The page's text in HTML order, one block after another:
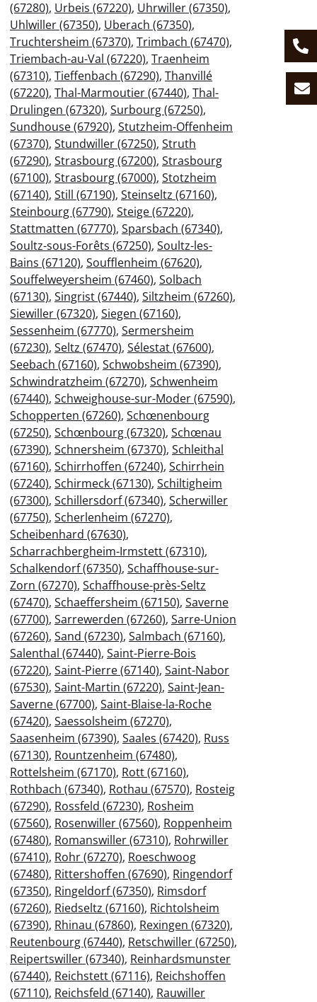
(67280), Urbeis (67220), Uhrwiller (67350),
Uhlwiller (67350), Uberach (67350),
Truchtersheim (67370), Trimbach (67470),
Triembach-au-Val (67220), Traenheim
(67310), Tieffenbach (67290), Thanvillé
(67220), Thal-Marmoutier (67440), Thal-
Drulingen (67320), Surbourg (67250),
Sundhouse (67920), Stutzheim-Offenheim
(67370), Stundwiller (67250), Struth
(67290), Strasbourg (67200), Strasbourg
(67100), Strasbourg (67000), Stotzheim
(67140), Still (67190), Steinseltz (67160),
Steinbourg (67790), Steige (67220),
Stattmatten (67770), Sparsbach (67340),
Soultz-sous-Forêts (67250), Soultz-les-
Bains (67120), Soufflenheim (67620),
Souffelweyersheim (67460), Solbach
(67130), Singrist (67440), Siltzheim (67260),
Siewiller (67320), Siegen (67160),
Sessenheim (67770), Sermersheim
(67230), Seltz (67470), Sélestat (67600),
Seebach (67160), Schwobsheim (67390),
Schwindratzheim (67270), Schwenheim
(67440), Schweighouse-sur-Moder (67590),
Schopperten (67260), Schœnenbourg
(67250), Schœnbourg (67320), Schœnau
(67390), Schnersheim (67370), Schleithal
(67160), Schirrhoffen (67240), Schirrhein
(67240), Schirmeck (67130), Schiltigheim
(67300), Schillersdorf (67340), Scherwiller
(67750), Scherlenheim (67270),
Scheibenhard (67630),
Scharrachbergheim-Irmstett (67310),
Schalkendorf (67350), Schaffhouse-sur-
Zorn (67270), Schaffhouse-près-Seltz
(67470), Schaeffersheim (67150), Saverne
(67700), Sarrewerden (67260), Sarre-Union
(67260), Sand (67230), Salmbach (67160),
Salenthal (67440), Saint-Pierre-Bois
(67220), Saint-Pierre (67140), Saint-Nabor
(67530), Saint-Martin (67220), Saint-Jean-
Saverne (67700), Saint-Blaise-la-Roche
(67420), Saessolsheim (67270),
Saasenheim (67390), Saales (67420), Russ
(67130), Rountzenheim (67480),
Rottelsheim (67170), Rott (67160),
Rothbach (67340), Rothau (67570), Rosteig
(67290), Rossfeld (67230), Rosheim
(67560), Rosenwiller (67560), Roppenheim
(67480), Romanswiller (67310), Rohrwiller
(67410), Rohr (67270), Roeschwoog
(67480), Rittershoffen (67690), Ringendorf
(67350), Ringeldorf (67350), Rimsdorf
(67260), Riedseltz (67160), Richtolsheim
(67390), Rhinau (67860), Rexingen (67320),
Reutenbourg (67440), Retschwiller (67250),
Reipertswiller (67340), Reinhardsmunster
(67440), Reichstett (67116), Reichshoffen
(67110), Reichsfeld (67140), Rauwiller